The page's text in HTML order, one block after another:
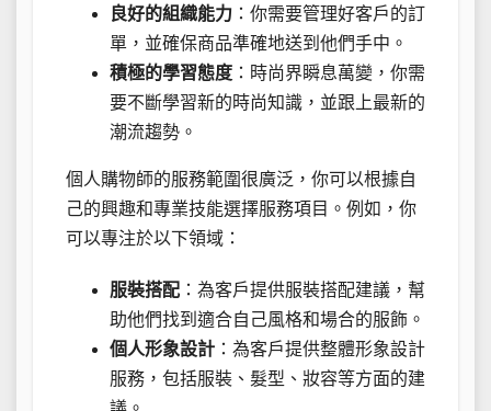
良好的組織能力 ：你需要管理好客戶的訂
單，並確保商品準確地送到他們手中。
積極的學習態度 ：時尚界瞬息萬變，你需
要不斷學習新的時尚知識，並跟上最新的
潮流趨勢。
個人購物師的服務範圍很廣泛，你可以根據自
己的興趣和專業技能選擇服務項目。例如，你
可以專注於以下領域：
服裝搭配 ：為客戶提供服裝搭配建議，幫
助他們找到適合自己風格和場合的服飾。
個人形象設計 ：為客戶提供整體形象設計
服務，包括服裝、髮型、妝容等方面的建